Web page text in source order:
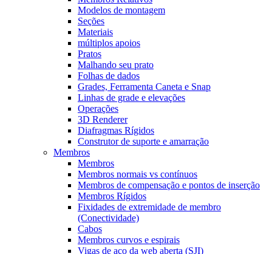
Modelos de montagem
Seções
Materiais
múltiplos apoios
Pratos
Malhando seu prato
Folhas de dados
Grades, Ferramenta Caneta e Snap
Linhas de grade e elevações
Operações
3D Renderer
Diafragmas Rígidos
Construtor de suporte e amarração
Membros
Membros
Membros normais vs contínuos
Membros de compensação e pontos de inserção
Membros Rígidos
Fixidades de extremidade de membro
(Conectividade)
Cabos
Membros curvos e espirais
Vigas de aço da web aberta (SJI)